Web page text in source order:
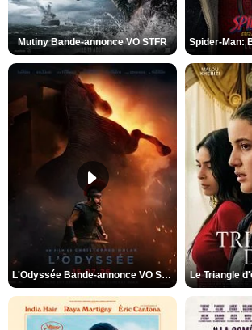
Mutiny Bande-annonce VO STFR
L'Odyssée Bande-annonce VO STFR Le Triangle